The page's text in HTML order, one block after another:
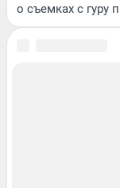
о съемках с гуру